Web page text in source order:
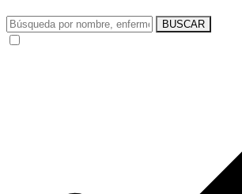
BUSCAR